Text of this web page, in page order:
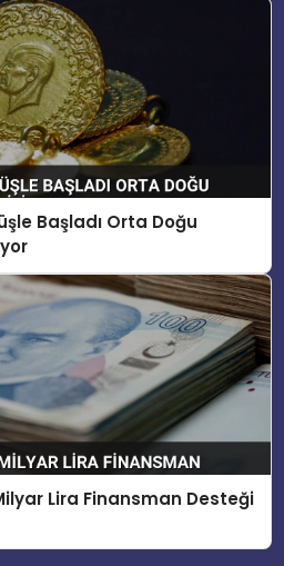
Başladı Orta Doğu
Lira Finansman Desteği